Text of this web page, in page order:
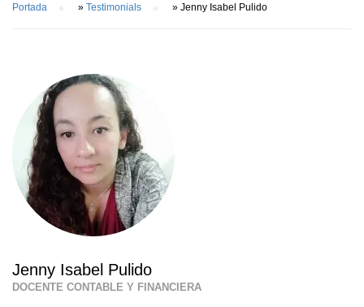
Portada » Testimonials » Jenny Isabel Pulido
Jenny Isabel Pulido
DOCENTE CONTABLE Y FINANCIERA